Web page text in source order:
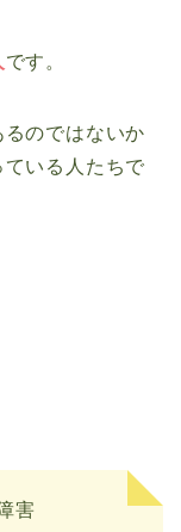
です。
のではないか
いる人たちで
害